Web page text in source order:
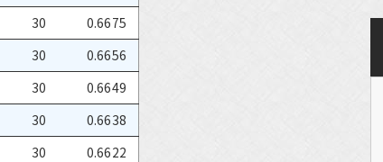
30
0.6675
30
0.6656
30
0.6649
30
0.6638
30
0.6622